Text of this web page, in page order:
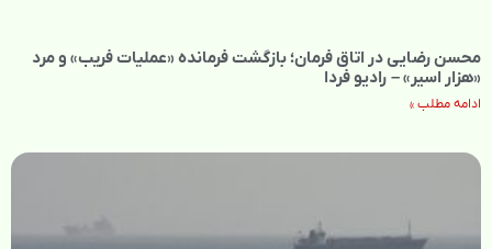
محسن رضایی در اتاق فرمان؛ بازگشت فرمانده «عملیات فریب» و مرد
«هزار اسیر» – رادیو فردا
ادامه مطلب »